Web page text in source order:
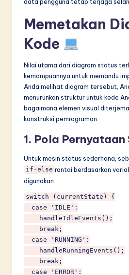
Memetakan
Kode
Nilai utama dari diagram status
kemampuannya untuk memandu
Anda melihat diagram tersebut,
menurunkan struktur untuk kode
bagaimana elemen visual
konstruksi pemrograman.
1. Pola
Untuk mesin status sederhana,
if-else rantai berdasarkan
digunakan.
switch (currentState) {
  case 'IDLE':
    handleIdleEvents();
    break;
  case 'RUNNING':
    handleRunningEvents();
    break;
  case 'ERROR':